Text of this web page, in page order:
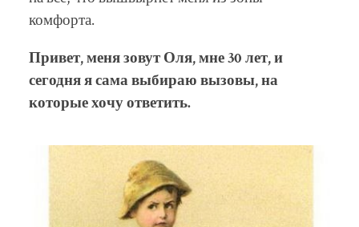
комфорта.
Привет, меня зовут Оля, мне 30 лет, и
сегодня я сама выбираю вызовы, на
которые хочу ответить.